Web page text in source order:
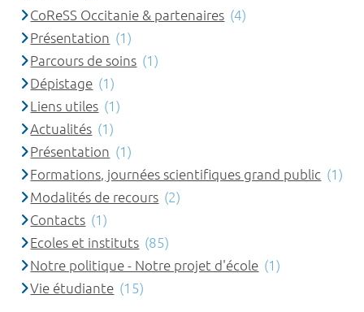
CoReSS Occitanie & partenaires (4)
Présentation (1)
Parcours de soins (1)
Dépistage (1)
Liens utiles (1)
Actualités (1)
Présentation (1)
Formations, journées scientifiques grand public (1)
Modalités de recours (2)
Contacts (1)
Ecoles et instituts (85)
Notre politique - Notre projet d'école (1)
Vie étudiante (15)